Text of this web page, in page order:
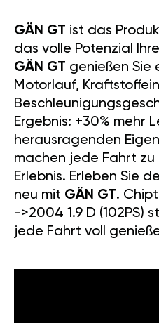
GÄN GT ist das
das volle Potenzial
GÄN GT genießen Sie
Motorlauf,
Ergebnis: +30% mehr
herausragenden
machen jede Fahrt zu
Erlebnis. Erleben Sie
neu mit GÄN GT.
->2004 1.9 D (102PS)
jede Fahrt voll